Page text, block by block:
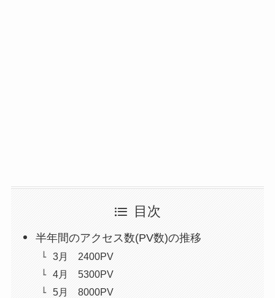
目次
半年間のアクセス数(PV数)の推移
3月 2400PV
4月 5300PV
5月 8000PV